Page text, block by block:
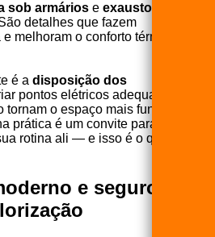
sob armários e exaustores
detalhes que fazem
melhoram o conforto térmico e
é a disposição dos
pontos elétricos adequados e
o espaço mais funcional
prática é um convite para o
rotina ali — e isso é o que
e seguro: